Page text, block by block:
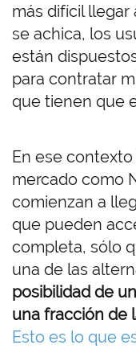
más difícil llegar
se achica, los
están
para contratar
que tienen que
En ese
mercado como
comienzan a
que pueden
completa, sólo
una de las
posibilidad de
una fracción de
Esto es lo que